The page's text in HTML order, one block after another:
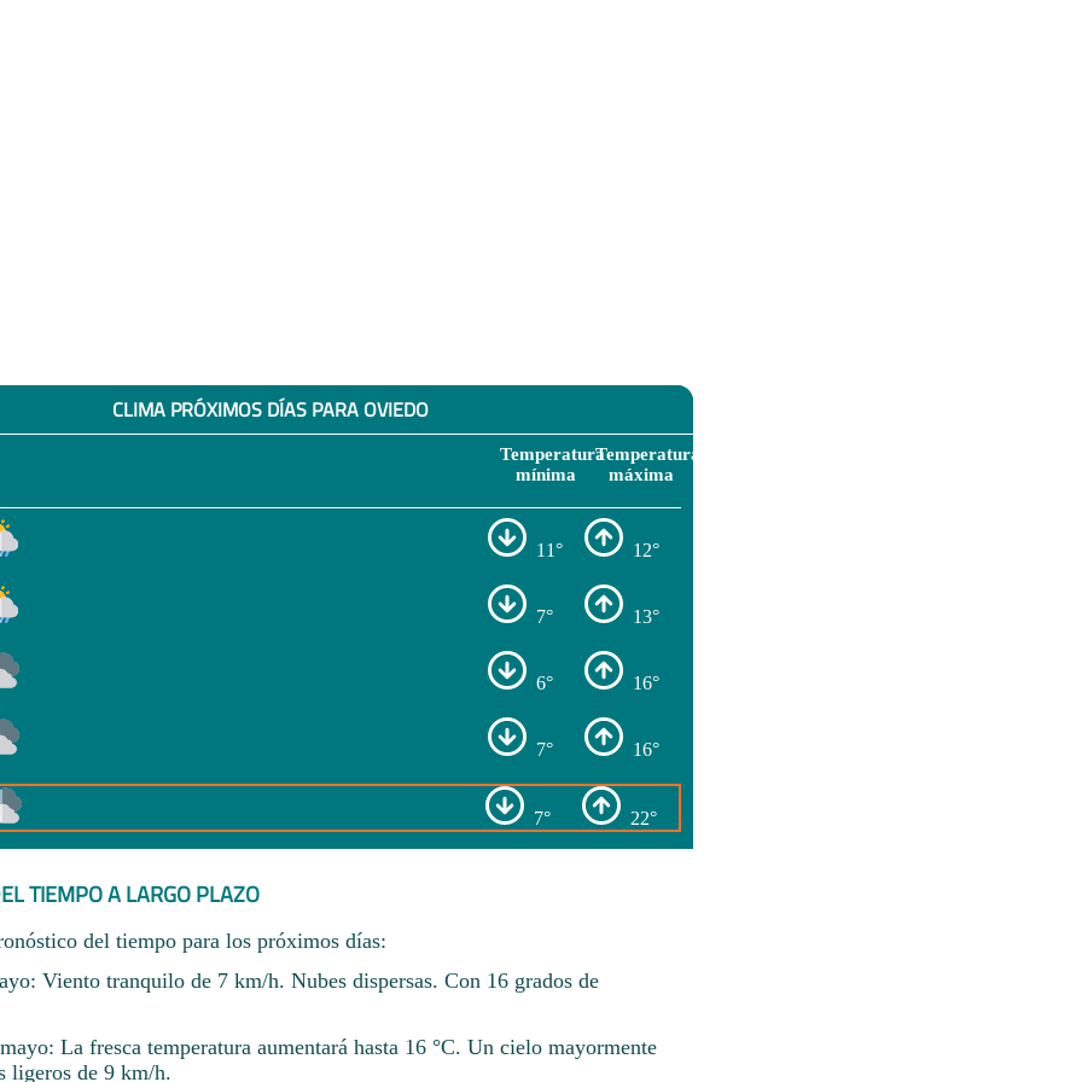
CLIMA PRÓXIMOS DÍAS PARA OVIEDO
Temperatura
mínima
Temperatura
máxima
11° 12°
7° 13°
6° 16°
7° 16°
7° 22°
TIEMPO A LARGO PLAZO
del tiempo para los próximos días:
Viento tranquilo de 7 km/h. Nubes dispersas. Con 16 grados de
La fresca temperatura aumentará hasta 16 °C. Un cielo mayormente
ligeros de 9 km/h.